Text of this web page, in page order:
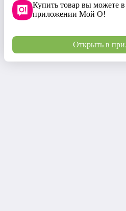
Купить товар вы можете в
приложении Мой О!
Открыть в